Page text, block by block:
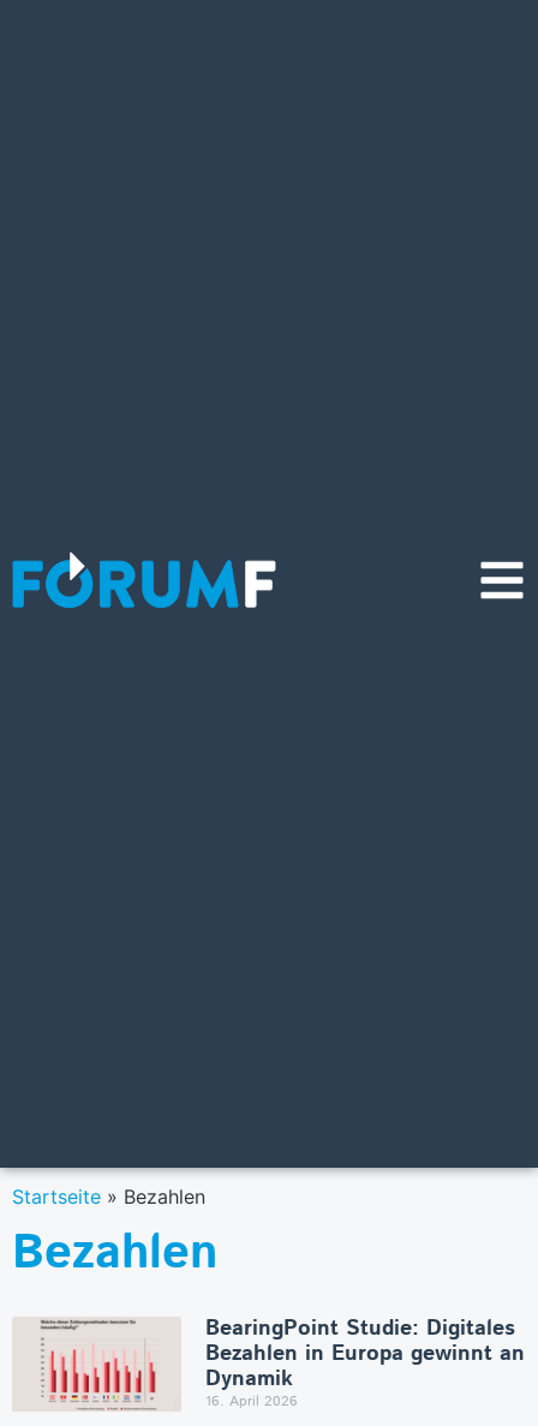
Startseite » Bezahlen
Bezahlen
BearingPoint Studie: Digitales
Bezahlen in Europa gewinnt an
Dynamik
16. April 2026